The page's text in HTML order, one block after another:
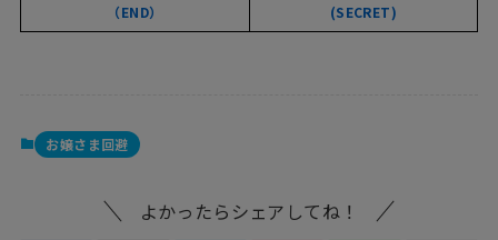
（END）
(SECRET)
お嬢さま回避
よかったらシェアしてね！